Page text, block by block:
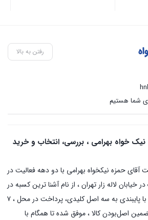
رفتن به بالا
شما هستیم
خواه بهرامی ، بررسی، انتخاب و خرید
آقای حمزه نیکخواه بهرامی با دو دهه فعالیت در
خیابان لاله زار تهران ، از نام آشنا ترین کسبه در
بازار برق و الکترونیک کشور، با پایبندی به سه اصل کلیدی، پرداخت در محل ، ۷
اصل‌بودن کالا ، موفق شده تا همگام با